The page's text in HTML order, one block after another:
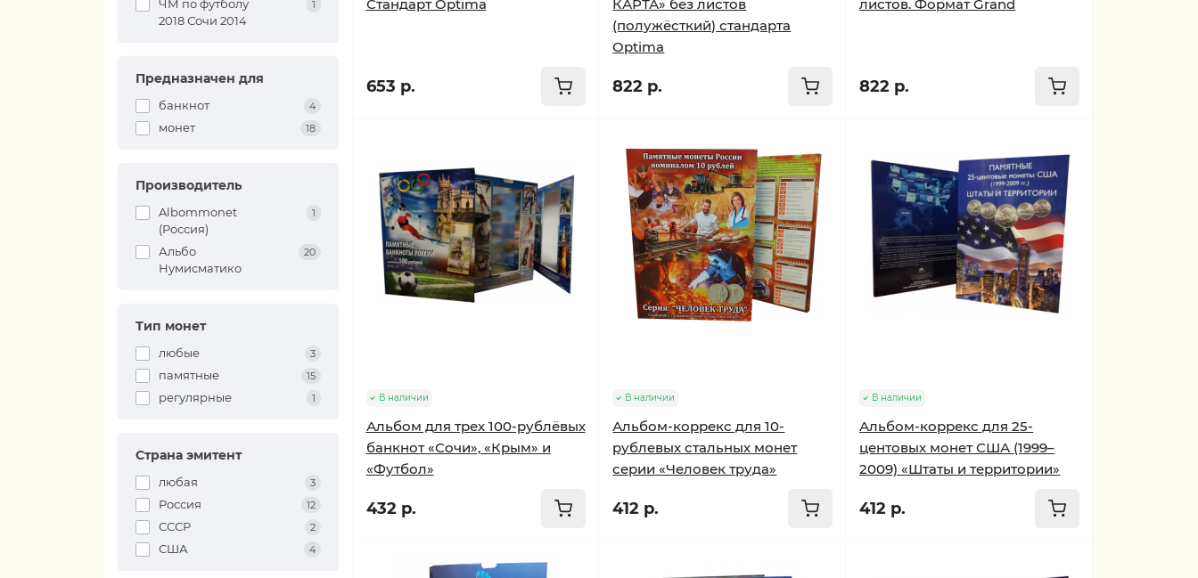
ЧМ по футболу
2018 Сочи 2014
1
Предназначен для
банкнот 4
монет 18
Производитель
Albommonet
(Россия)
1
Альбо
Нумисматико
20
Тип монет
любые 3
памятные 15
регулярные 1
Страна эмитент
любая 3
Россия 12
СССР 2
США 4
Стандарт Optima
653 р.
КАРТА» без листов
(полужёсткий) стандарта
Optima
822 р.
листов. Формат Grand
822 р.
В наличии
Альбом для трех 100-рублёвых
банкнот «Сочи», «Крым» и
«Футбол»
432 р.
В наличии
Альбом-коррекс для 10-
рублевых стальных монет
серии «Человек труда»
412 р.
В наличии
Альбом-коррекс для 25-
центовых монет США (1999–
2009) «Штаты и территории»
412 р.